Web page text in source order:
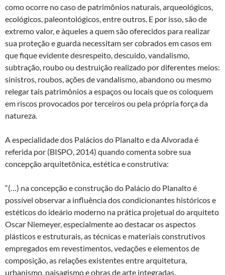
como ocorre no caso de patrimônios naturais, arqueológicos,
ecológicos, paleontológicos, entre outros. E por isso, são de
extremo valor, e àqueles a quem são oferecidos para realizar
sua proteção e guarda necessitam ser cobrados em casos em
que fique evidente desrespeito, descuido, vandalismo,
subtração, roubo ou destruição realizado por diferentes meios:
sinistros, roubos, ações de vandalismo, abandono ou mesmo
relegar tais patrimônios a espaços ou locais que os coloquem
em riscos provocados por terceiros ou pela própria força da
natureza.
A especialidade dos Palácios do Planalto e da Alvorada é
referida por (BISPO, 2014) quando comenta sobre sua
concepção arquitetônica, estética e construtiva:
“(…) na concepção e construção do Palácio do Planalto é
possível observar a influência dos condicionantes históricos e
estéticos do ideário moderno na prática projetual do arquiteto
Oscar Niemeyer, especialmente ao destacar os aspectos
plásticos e estruturais, as técnicas e materiais construtivos
empregados em revestimentos, vedações e elementos de
composição, as relações existentes entre arquitetura,
urbanismo, paisagismo e obras de arte integradas.